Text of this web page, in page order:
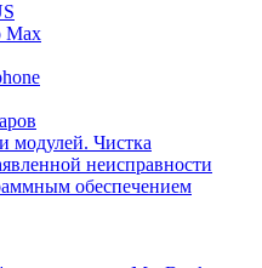
Max
модулей. Чистка
неисправности
обеспечением